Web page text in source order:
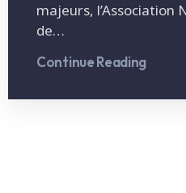
majeurs, l’Association
de…
Continue Reading